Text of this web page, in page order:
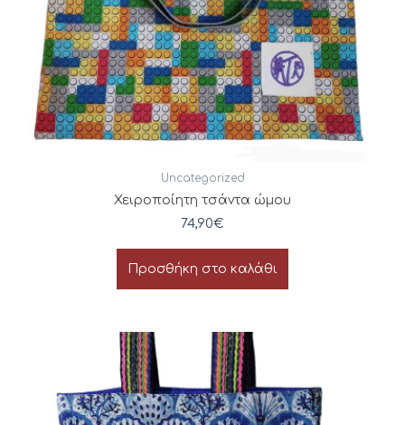
Uncategorized
Χειροποίητη τσάντα ώμου
74,90€
Προσθήκη στο καλάθι